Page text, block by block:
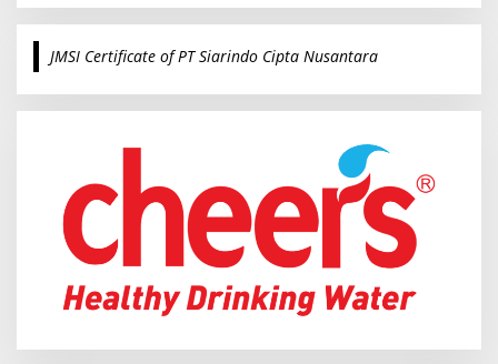
r
c
o
JMSI Certificate of PT Siarindo Cipta Nusantara